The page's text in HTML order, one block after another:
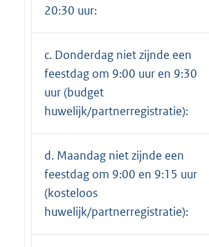
20:30 uur:
c. Donderdag niet zijnde een
feestdag om 9:00 uur en 9:30
uur (budget
huwelijk/partnerregistratie):
d. Maandag niet zijnde een
feestdag om 9:00 en 9:15 uur
(kosteloos
huwelijk/partnerregistratie):